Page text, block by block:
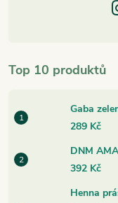
Top 10 produktů
Gaba
289 Kč
DNM
392 Kč
Henna